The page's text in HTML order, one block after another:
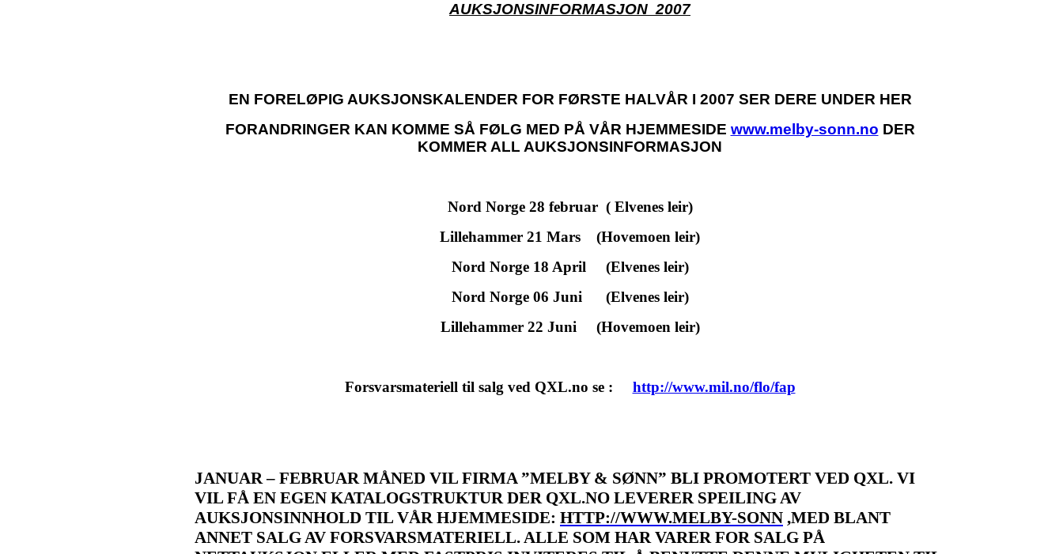
AUKSJONSINFORMASJON 2007
EN FORELØPIG AUKSJONSKALENDER FOR FØRSTE HALVÅR I 2007 SER DERE UNDER HER
FORANDRINGER KAN KOMME SÅ FØLG MED PÅ VÅR HJEMMESIDE www.melby-sonn.no DER
KOMMER ALL AUKSJONSINFORMASJON
Nord Norge 28 februar ( Elvenes leir)
Lillehammer 21 Mars (Hovemoen leir)
Nord Norge 18 April (Elvenes leir)
Nord Norge 06 Juni (Elvenes leir)
Lillehammer 22 Juni (Hovemoen leir)
Forsvarsmateriell til salg ved QXL.no se : http://www.mil.no/flo/fap
JANUAR – FEBRUAR MÅNED VIL FIRMA ”MELBY & SØNN” BLI PROMOTERT VED QXL. VI
VIL FÅ EN EGEN KATALOGSTRUKTUR DER QXL.NO LEVERER SPEILING AV
AUKSJONSINNHOLD TIL VÅR HJEMMESIDE: HTTP://WWW.MELBY-SONN ,MED BLANT
ANNET SALG AV FORSVARSMATERIELL. ALLE SOM HAR VARER FOR SALG PÅ